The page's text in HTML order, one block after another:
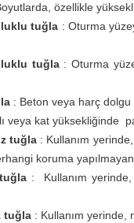
özellikle
tuğla : Oturma
tuğla: Oturma
: Beton veya harç
veya kat yüksekliğinde
tuğla: Kullanım
koruma yapılmayan
: Kullanım yerinde,
tuğla : Kullanım yerinde,